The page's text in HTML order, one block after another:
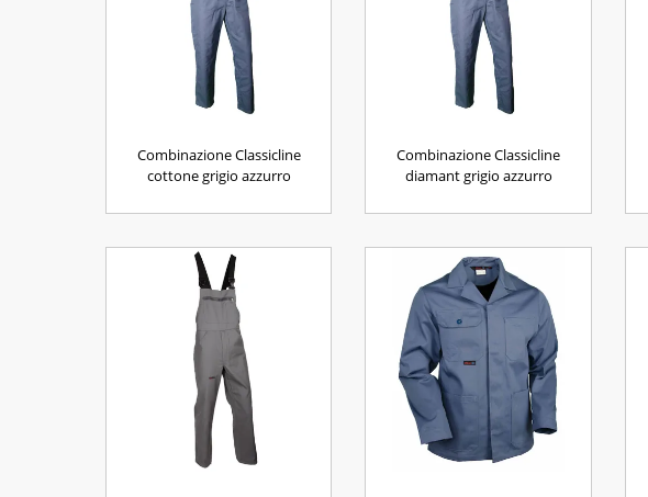
Combinazione Classicline
cottone grigio azzurro
Combinazione Classicline
diamant grigio azzurro